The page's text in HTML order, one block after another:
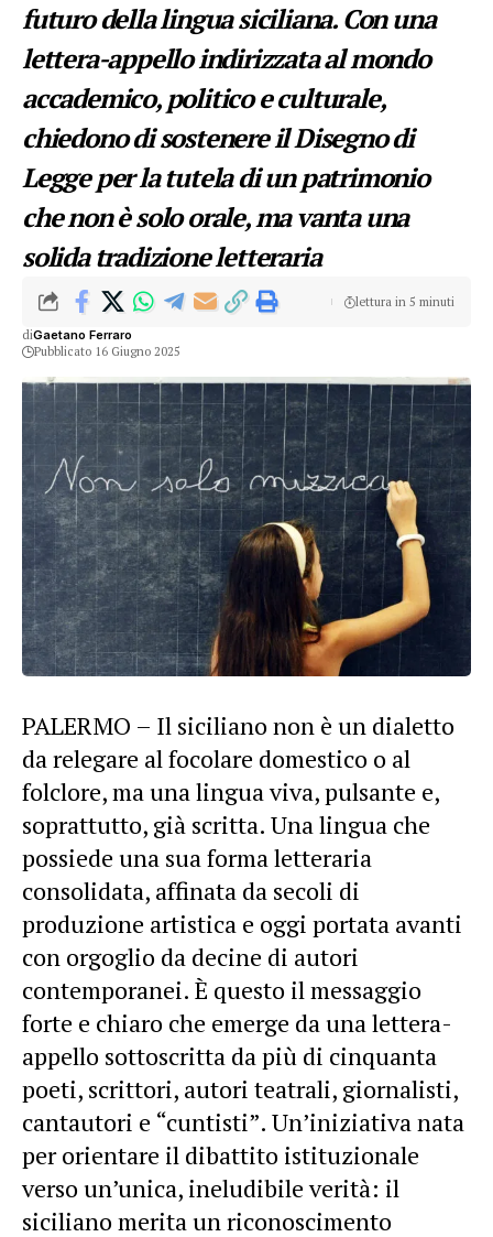
futuro della lingua siciliana. Con una
lettera-appello indirizzata al mondo
accademico, politico e culturale,
chiedono di sostenere il Disegno di
Legge per la tutela di un patrimonio
che non è solo orale, ma vanta una
solida tradizione letteraria
diGaetano Ferraro
Pubblicato 16 Giugno 2025
lettura in 5 minuti
PALERMO – Il siciliano non è un dialetto
da relegare al focolare domestico o al
folclore, ma una lingua viva, pulsante e,
soprattutto, già scritta. Una lingua che
possiede una sua forma letteraria
consolidata, affinata da secoli di
produzione artistica e oggi portata avanti
con orgoglio da decine di autori
contemporanei. È questo il messaggio
forte e chiaro che emerge da una lettera-
appello sottoscritta da più di cinquanta
poeti, scrittori, autori teatrali, giornalisti,
cantautori e “cuntisti”. Un’iniziativa nata
per orientare il dibattito istituzionale
verso un’unica, ineludibile verità: il
siciliano merita un riconoscimento